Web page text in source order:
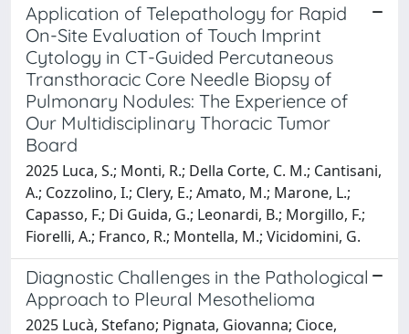
Application of Telepathology for Rapid
On-Site Evaluation of Touch Imprint
Cytology in CT-Guided Percutaneous
Transthoracic Core Needle Biopsy of
Pulmonary Nodules: The Experience of
Our Multidisciplinary Thoracic Tumor
Board
2025 Luca, S.; Monti, R.; Della Corte, C. M.; Cantisani,
A.; Cozzolino, I.; Clery, E.; Amato, M.; Marone, L.;
Capasso, F.; Di Guida, G.; Leonardi, B.; Morgillo, F.;
Fiorelli, A.; Franco, R.; Montella, M.; Vicidomini, G.
Diagnostic Challenges in the Pathological
Approach to Pleural Mesothelioma
2025 Lucà, Stefano; Pignata, Giovanna; Cioce,